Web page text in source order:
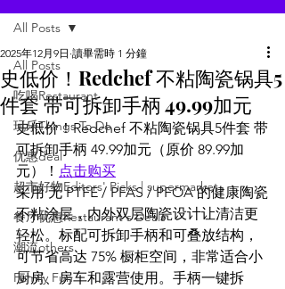
All Posts
吃喝Restaurant
玩乐Things To Do
优惠deal
超市好物Editors' Picks | supermarket
餐厅优惠Restaurant's Deals
潮流others
Family Fun
All Posts
史低价！Redchef 不粘陶瓷锅具5
件套 带可拆卸手柄 49.99加元
2025年12月9日 讀畢需時 1 分鐘
史低价！Redchef 不粘陶瓷锅具5件套 带
可拆卸手柄 49.99加元（原价 89.99加
元）！ 点击购买
采用 无 PTFE / PFAS / PFOA 的健康陶瓷
不粘涂层，内外双层陶瓷设计让清洁更
轻松。标配可拆卸手柄和可叠放结构，
可节省高达 75% 橱柜空间，非常适合小
厨房、房车和露营使用。手柄一键拆